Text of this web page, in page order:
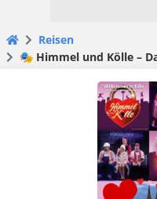
Reisen
🎭 Himmel und Kölle – Das Comedy